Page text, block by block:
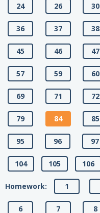
24 26 30
36 37 38
45 46 47
57 59 60
69 71 72
79 84 85
95 96 97
104 105 106
Homework: 1
6 7 8